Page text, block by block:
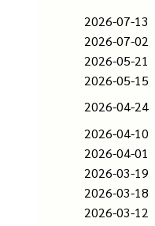
2026-07-13
2026-07-02
2026-05-21
2026-05-15
2026-04-24
2026-04-10
2026-04-01
2026-03-19
2026-03-18
2026-03-12